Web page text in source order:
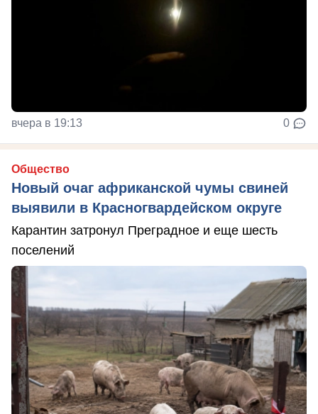
вчера в 19:13 0
Общество
Новый очаг африканской чумы свиней
выявили в Красногвардейском округе
Карантин затронул Преградное и еще шесть
поселений